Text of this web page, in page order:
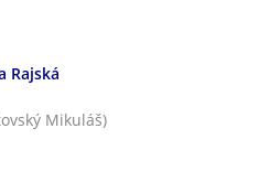
Rajská
Mikuláš)